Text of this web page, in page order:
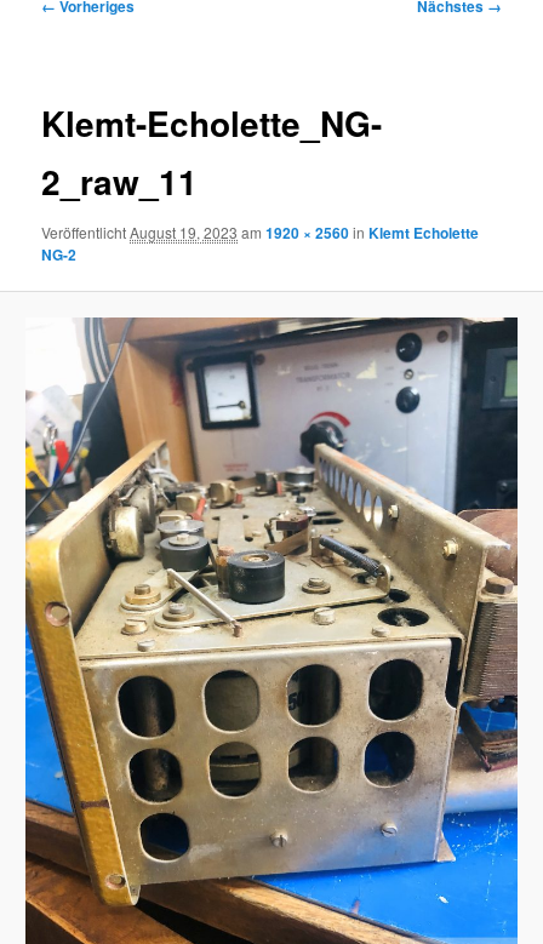
← Vorheriges Nächstes →
Klemt-Echolette_NG-
2_raw_11
VeröffentlichtAugust 19, 2023 am1920 × 2560inKlemt Echolette
NG-2